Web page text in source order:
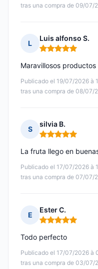
tras una compra de 09/07/
L
Luis alfonso S.
Nota: 5 de 5
Publicado el 19/07/2026 à
tras una compra de 08/07/
Maravillosos
S
silvia B.
Nota: 5 de 5
Publicado el 17/07/2026 à
tras una compra de 07/07/
La fruta llego en
E
Ester C.
Nota: 5 de 5
Publicado el 17/07/2026 à
tras una compra de 03/07/
Todo perfecto